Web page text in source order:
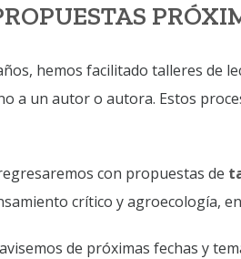
hemos facilitado talleres de
a un autor o autora. Estos
con propuestas de
crítico y agroecología,
de próximas fechas y